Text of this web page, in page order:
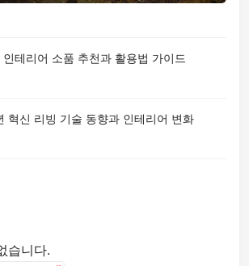
인테리어 소품 추천과 활용법 가이드
혁신 리빙 기술 동향과 인테리어 변화
습니다.